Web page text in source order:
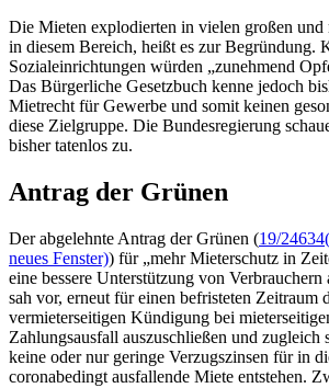
Die Mieten explodierten in vielen großen und
in diesem Bereich, heißt es zur Begründung.
Sozialeinrichtungen würden „zunehmend
Das Bürgerliche Gesetzbuch kenne jedoch
Mietrecht für Gewerbe und somit keinen
diese Zielgruppe. Die Bundesregierung
bisher tatenlos zu.
Antrag der Grünen
Der abgelehnte Antrag der Grünen (19/24634
neues Fenster)) für „mehr Mieterschutz in
eine bessere Unterstützung von Verbrauchern
sah vor, erneut für einen befristeten Zeitraum
vermieterseitigen Kündigung bei
Zahlungsausfall auszuschließen und zugleich
keine oder nur geringe Verzugszinsen für in
coronabedingt ausfallende Miete entstehen.